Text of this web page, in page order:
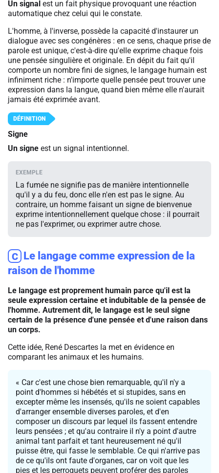
Un signal est un fait physique provoquant une réaction
automatique chez celui qui le constate.
L'homme, à l'inverse, possède la capacité d'instaurer un
dialogue avec ses congénères : en ce sens, chaque prise de
parole est unique, c'est-à-dire qu'elle exprime chaque fois
une pensée singulière et originale. En dépit du fait qu'il
comporte un nombre fini de signes, le langage humain est
infiniment riche : n'importe quelle pensée peut trouver une
expression dans la langue, quand bien même elle n'aurait
jamais été exprimée avant.
Signe
Un signe est un signal intentionnel.
La fumée ne signifie pas de manière intentionnelle
qu'il y a du feu, donc elle n'en est pas le signe. Au
contraire, un homme faisant un signe de bienvenue
exprime intentionnellement quelque chose : il pourrait
ne pas l'exprimer, ou exprimer autre chose.
C Le langage comme expression de la
raison de l'homme
Le langage est proprement humain parce qu'il est la
seule expression certaine et indubitable de la pensée de
l'homme. Autrement dit, le langage est le seul signe
certain de la présence d'une pensée et d'une raison dans
un corps.
Cette idée, René Descartes la met en évidence en
comparant les animaux et les humains.
« Car c'est une chose bien remarquable, qu'il n'y a
point d'hommes si hébétés et si stupides, sans en
excepter même les insensés, qu'ils ne soient capables
d'arranger ensemble diverses paroles, et d'en
composer un discours par lequel ils fassent entendre
leurs pensées ; et qu'au contraire il n'y a point d'autre
animal tant parfait et tant heureusement né qu'il
puisse être, qui fasse le semblable. Ce qui n'arrive pas
de ce qu'ils ont faute d'organes, car on voit que les
pies et les perroquets peuvent proférer des paroles